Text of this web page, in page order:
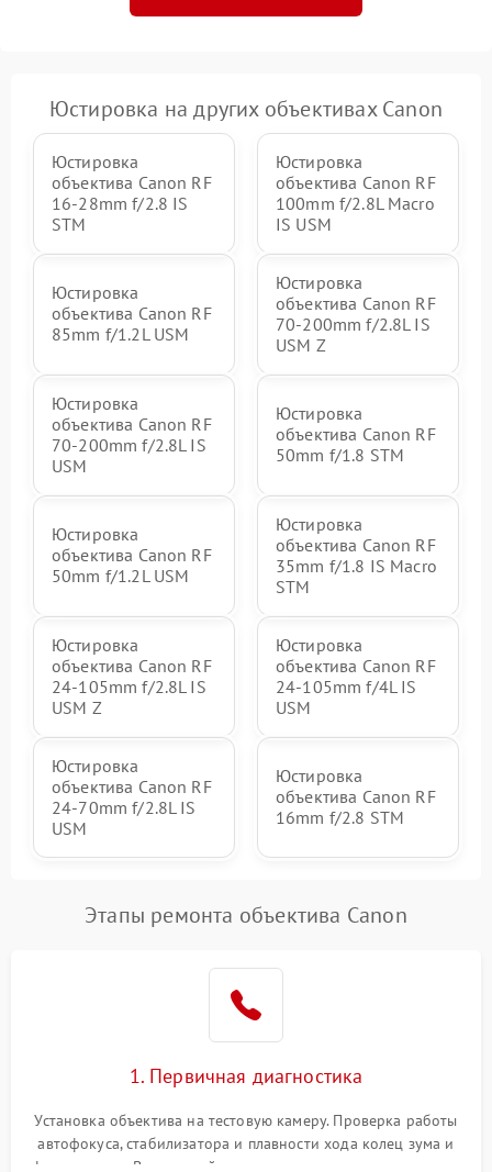
Юстировка на других объективах Canon
Юстировка
объектива Canon RF
16‑28mm f/2.8 IS
STM
Юстировка
объектива Canon RF
100mm f/2.8L Macro
IS USM
Юстировка
объектива Canon RF
85mm f/1.2L USM
Юстировка
объектива Canon RF
70‑200mm f/2.8L IS
USM Z
Юстировка
объектива Canon RF
70‑200mm f/2.8L IS
USM
Юстировка
объектива Canon RF
50mm f/1.8 STM
Юстировка
объектива Canon RF
50mm f/1.2L USM
Юстировка
объектива Canon RF
35mm f/1.8 IS Macro
STM
Юстировка
объектива Canon RF
24‑105mm f/2.8L IS
USM Z
Юстировка
объектива Canon RF
24‑105mm f/4L IS
USM
Юстировка
объектива Canon RF
24‑70mm f/2.8L IS
USM
Юстировка
объектива Canon RF
16mm f/2.8 STM
Этапы ремонта объектива Canon
1. Первичная диагностика
Установка объектива на тестовую камеру. Проверка работы
автофокуса, стабилизатора и плавности хода колец зума и
фокусировки. Визуальный осмотр линз на наличие царапин,